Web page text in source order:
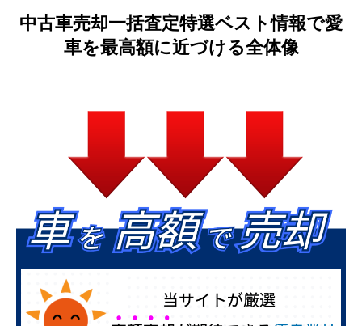
中古車売却一括査定特選ベスト情報で愛
車を最高額に近づける全体像